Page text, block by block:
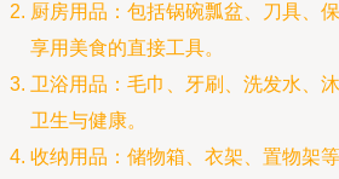
厨房用品：包括锅碗瓢盆、刀具、
享用美食的直接工具。
卫浴用品：毛巾、牙刷、洗发水、
卫生与健康。
收纳用品：储物箱、衣架、置物架